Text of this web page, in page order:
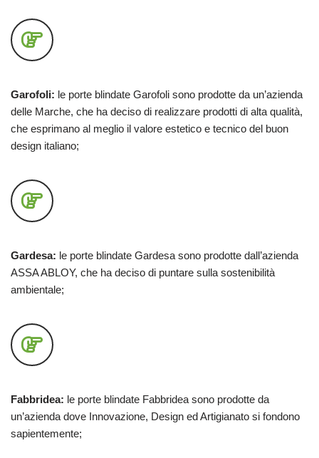
Garofoli: le porte blindate Garofoli sono prodotte da un’azienda
delle Marche, che ha deciso di realizzare prodotti di alta qualità,
che esprimano al meglio il valore estetico e tecnico del buon
design italiano;
Gardesa: le porte blindate Gardesa sono prodotte dall’azienda
ASSA ABLOY, che ha deciso di puntare sulla sostenibilità
ambientale;
Fabbridea: le porte blindate Fabbridea sono prodotte da
un’azienda dove Innovazione, Design ed Artigianato si fondono
sapientemente;